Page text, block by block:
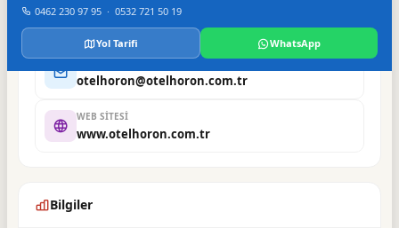
FAKS
321 66 28
otelhoron@otelhoron.com.tr
WEB SITESI
www.otelhoron.com.tr
Bilgiler
0462 230 97 95 · 0532 721 50 19
Yol Tarifi WhatsApp